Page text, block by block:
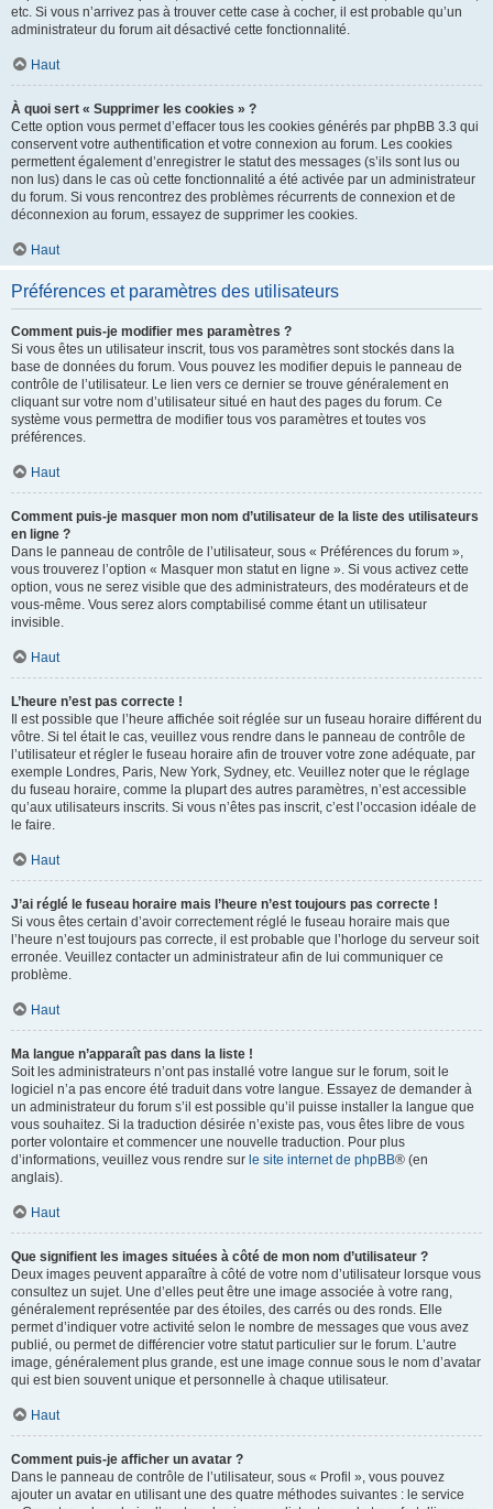
etc. Si vous n’arrivez pas à trouver cette case à cocher, il est probable qu’un
administrateur du forum ait désactivé cette fonctionnalité.
Haut
À quoi sert « Supprimer les cookies » ?
Cette option vous permet d’effacer tous les cookies générés par phpBB 3.3 qui
conservent votre authentification et votre connexion au forum. Les cookies
permettent également d’enregistrer le statut des messages (s’ils sont lus ou
non lus) dans le cas où cette fonctionnalité a été activée par un administrateur
du forum. Si vous rencontrez des problèmes récurrents de connexion et de
déconnexion au forum, essayez de supprimer les cookies.
Haut
Préférences et paramètres des utilisateurs
Comment puis-je modifier mes paramètres ?
Si vous êtes un utilisateur inscrit, tous vos paramètres sont stockés dans la
base de données du forum. Vous pouvez les modifier depuis le panneau de
contrôle de l’utilisateur. Le lien vers ce dernier se trouve généralement en
cliquant sur votre nom d’utilisateur situé en haut des pages du forum. Ce
système vous permettra de modifier tous vos paramètres et toutes vos
préférences.
Haut
Comment puis-je masquer mon nom d’utilisateur de la liste des utilisateurs
en ligne ?
Dans le panneau de contrôle de l’utilisateur, sous « Préférences du forum »,
vous trouverez l’option « Masquer mon statut en ligne ». Si vous activez cette
option, vous ne serez visible que des administrateurs, des modérateurs et de
vous-même. Vous serez alors comptabilisé comme étant un utilisateur
invisible.
Haut
L’heure n’est pas correcte !
Il est possible que l’heure affichée soit réglée sur un fuseau horaire différent du
vôtre. Si tel était le cas, veuillez vous rendre dans le panneau de contrôle de
l’utilisateur et régler le fuseau horaire afin de trouver votre zone adéquate, par
exemple Londres, Paris, New York, Sydney, etc. Veuillez noter que le réglage
du fuseau horaire, comme la plupart des autres paramètres, n’est accessible
qu’aux utilisateurs inscrits. Si vous n’êtes pas inscrit, c’est l’occasion idéale de
le faire.
Haut
J’ai réglé le fuseau horaire mais l’heure n’est toujours pas correcte !
Si vous êtes certain d’avoir correctement réglé le fuseau horaire mais que
l’heure n’est toujours pas correcte, il est probable que l’horloge du serveur soit
erronée. Veuillez contacter un administrateur afin de lui communiquer ce
problème.
Haut
Ma langue n’apparaît pas dans la liste !
Soit les administrateurs n’ont pas installé votre langue sur le forum, soit le
logiciel n’a pas encore été traduit dans votre langue. Essayez de demander à
un administrateur du forum s’il est possible qu’il puisse installer la langue que
vous souhaitez. Si la traduction désirée n’existe pas, vous êtes libre de vous
porter volontaire et commencer une nouvelle traduction. Pour plus
d’informations, veuillez vous rendre sur le site internet de phpBB® (en
anglais).
Haut
Que signifient les images situées à côté de mon nom d’utilisateur ?
Deux images peuvent apparaître à côté de votre nom d’utilisateur lorsque vous
consultez un sujet. Une d’elles peut être une image associée à votre rang,
généralement représentée par des étoiles, des carrés ou des ronds. Elle
permet d’indiquer votre activité selon le nombre de messages que vous avez
publié, ou permet de différencier votre statut particulier sur le forum. L’autre
image, généralement plus grande, est une image connue sous le nom d’avatar
qui est bien souvent unique et personnelle à chaque utilisateur.
Haut
Comment puis-je afficher un avatar ?
Dans le panneau de contrôle de l’utilisateur, sous « Profil », vous pouvez
ajouter un avatar en utilisant une des quatre méthodes suivantes : le service